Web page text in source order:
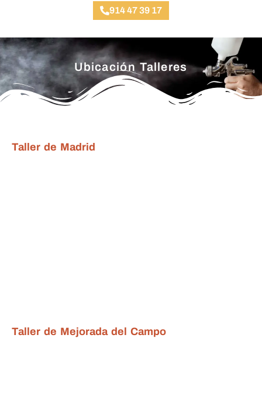
914 47 39 17
Ubicación Talleres
Taller de Madrid
Taller de Mejorada del Campo